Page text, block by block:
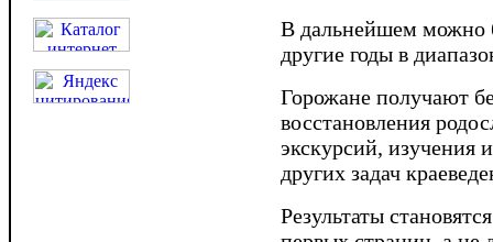
В дальнейшем можно
другие годы в
Горожане получают
восстановления
экскурсий, изучения
других задач
Результаты